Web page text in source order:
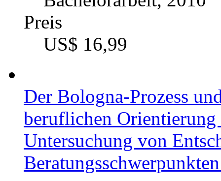
Preis
US$ 16,99
Der Bologna-Prozess
beruflichen
Untersuchung von